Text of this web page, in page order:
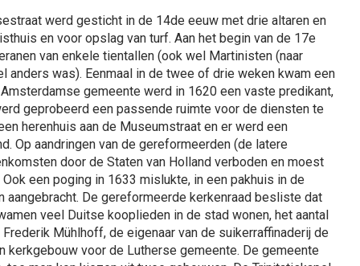
werd gesticht in de 14de eeuw met drie altaren en
en voor opslag van turf. Aan het begin van de 17e
van enkele tientallen (ook wel Martinisten (naar
was). Eenmaal in de twee of drie weken kwam een
gemeente werd in 1620 een vaste predikant,
geprobeerd een passende ruimte voor de diensten te
herenhuis aan de Museumstraat en er werd een
Op aandringen van de gereformeerden (de latere
door de Staten van Holland verboden en moest
een poging in 1633 mislukte, in een pakhuis in de
De gereformeerde kerkenraad besliste dat
veel Duitse kooplieden in de stad wonen, het aantal
Mühlhoff, de eigenaar van de suikerraffinaderij de
voor de Lutherse gemeente. De gemeente